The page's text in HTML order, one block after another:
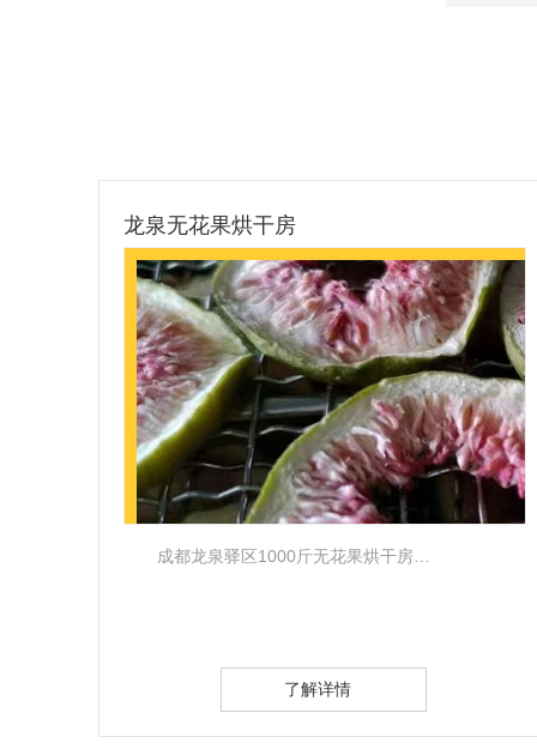
绵阳党参烘干项目2000斤烘干房
绵阳党参烘干项目2000斤烘干房…
了解详情